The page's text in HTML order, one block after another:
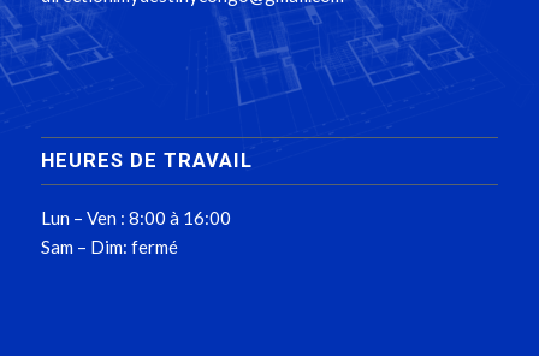
HEURES DE TRAVAIL
Lun – Ven : 8:00 à 16:00
Sam – Dim: fermé